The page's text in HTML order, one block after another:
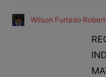
Wilson Furtado